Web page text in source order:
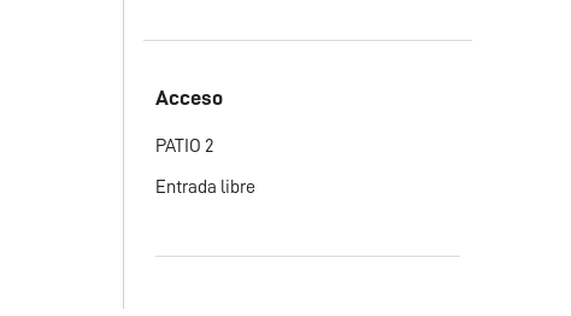
Acceso
PATIO 2
Entrada libre